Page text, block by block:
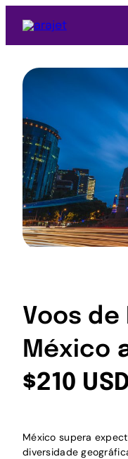
Voos
México
$210
México supera
diversidade